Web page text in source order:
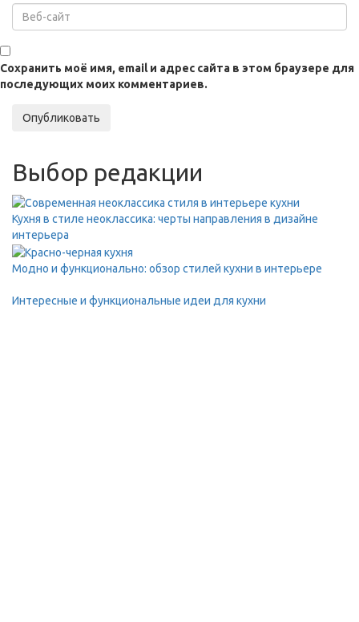
Сохранить моё имя, email и адрес сайта в этом браузере для
последующих моих комментариев.
Опубликовать
Выбор редакции
Кухня в стиле неоклассика: черты направления в дизайне
интерьера
Модно и функционально: обзор стилей кухни в интерьере
Интересные и функциональные идеи для кухни